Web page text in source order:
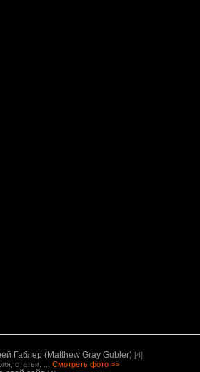
Габлер (Matthew Gray Gubler) [4]
статьи, ... Смотреть фото >>